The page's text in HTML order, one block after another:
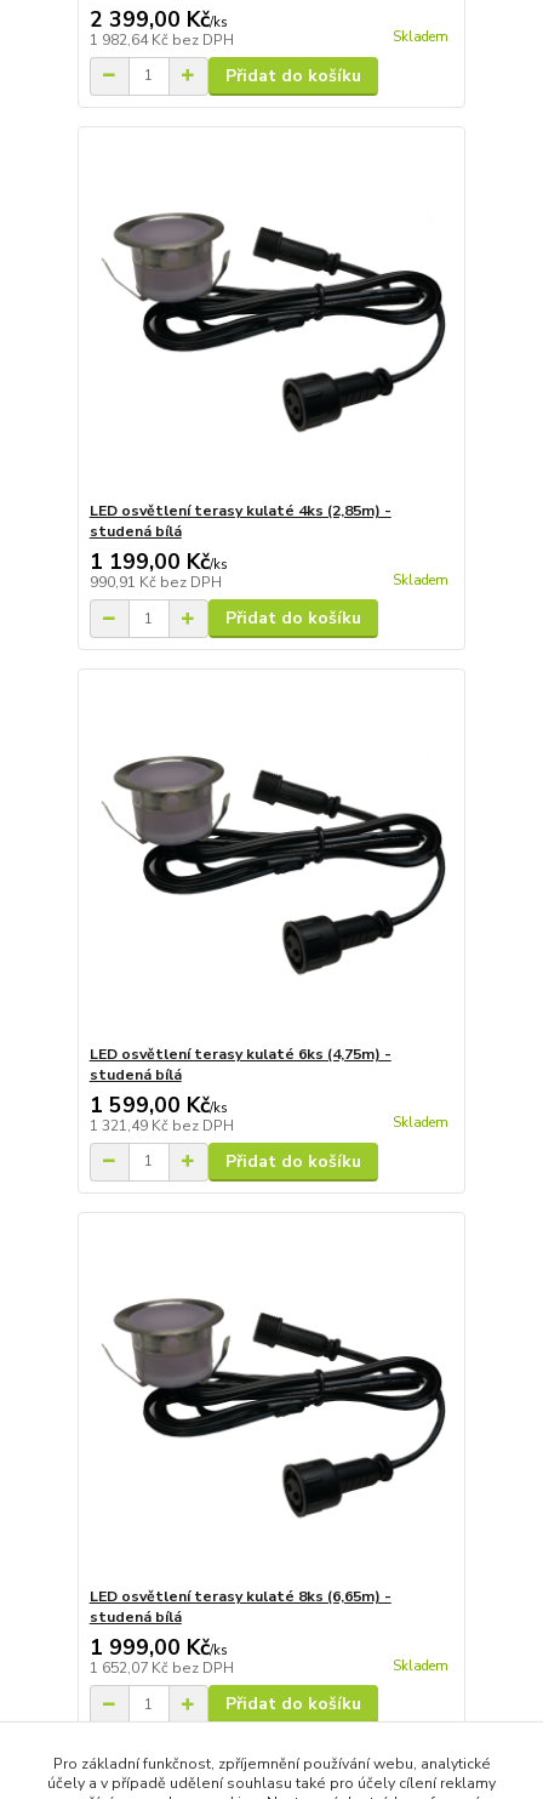
2 399,00 Kč/ks
1 982,64 Kč bez DPH Skladem
Přidat do košíku
LED osvětlení terasy kulaté 4ks (2,85m) -
studená bílá
1 199,00 Kč/ks
990,91 Kč bez DPH Skladem
Přidat do košíku
LED osvětlení terasy kulaté 6ks (4,75m) -
studená bílá
1 599,00 Kč/ks
1 321,49 Kč bez DPH Skladem
Přidat do košíku
LED osvětlení terasy kulaté 8ks (6,65m) -
studená bílá
1 999,00 Kč/ks
1 652,07 Kč bez DPH Skladem
Přidat do košíku
strana z 1
Pro základní funkčnost, zpříjemnění používání webu, analytické
účely a v případě udělení souhlasu také pro účely cílení reklamy